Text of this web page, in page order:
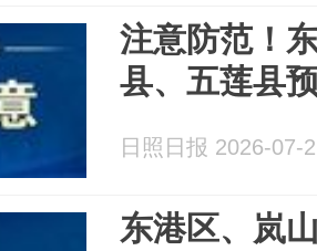
注意防范！
县、五莲县
日照日报 2026-07-
东港区、岚